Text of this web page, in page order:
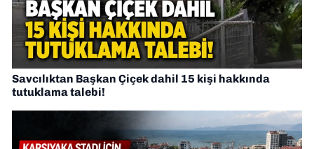
Savcılıktan Başkan Çiçek dahil 15 kişi hakkında
tutuklama talebi!